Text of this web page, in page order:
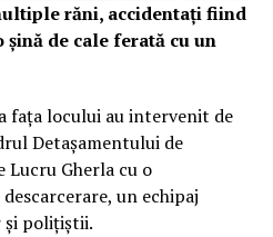
răni, accidentați fiind
de cale ferată cu un
fața locului au intervenit de
Detașamentului de
Lucru Gherla cu o
un echipaj
și polițiștii.